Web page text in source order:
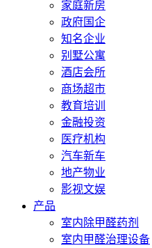
家庭新房
政府国企
知名企业
别墅公寓
酒店会所
商场超市
教育培训
金融投资
医疗机构
汽车新车
地产物业
影视文娱
产品
室内除甲醛药剂
室内甲醛治理设备